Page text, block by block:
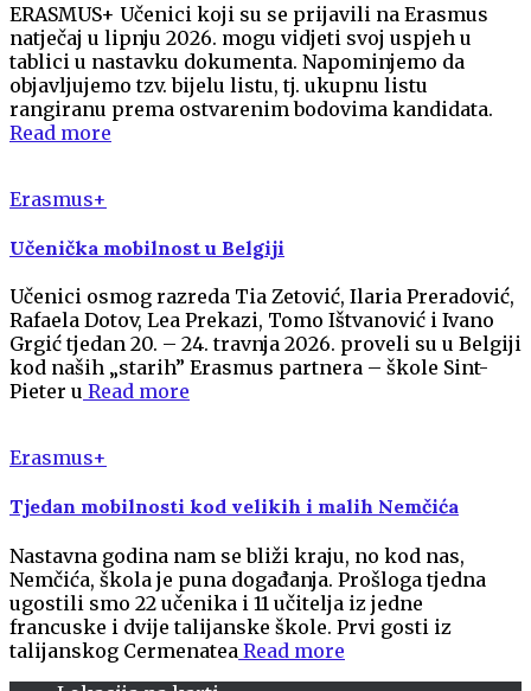
ERASMUS+ Učenici koji su se prijavili na Erasmus
natječaj u lipnju 2026. mogu vidjeti svoj uspjeh u
tablici u nastavku dokumenta. Napominjemo da
objavljujemo tzv. bijelu listu, tj. ukupnu listu
rangiranu prema ostvarenim bodovima kandidata.
Read more
Erasmus+
Učenička mobilnost u Belgiji
Učenici osmog razreda Tia Zetović, Ilaria Preradović,
Rafaela Dotov, Lea Prekazi, Tomo Ištvanović i Ivano
Grgić tjedan 20. – 24. travnja 2026. proveli su u Belgiji
kod naših „starih” Erasmus partnera – škole Sint-
Pieter u Read more
Erasmus+
Tjedan mobilnosti kod velikih i malih Nemčića
Nastavna godina nam se bliži kraju, no kod nas,
Nemčića, škola je puna događanja. Prošloga tjedna
ugostili smo 22 učenika i 11 učitelja iz jedne
francuske i dvije talijanske škole. Prvi gosti iz
talijanskog Cermenatea Read more